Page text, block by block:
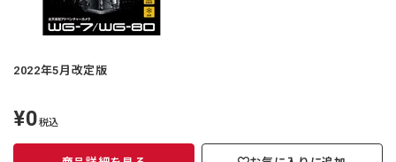
2022年5月改定版
定
価
¥0税込